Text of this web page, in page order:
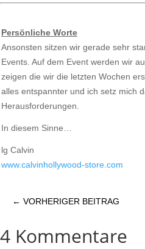
Persönliche Worte
Ansonsten sitzen wir gerade sehr
Events. Auf dem Event werden wir
zeigen die wir die letzten Wochen
alles entspannter und ich setz mich
Herausforderungen.
In diesem Sinne…
lg Calvin
www.calvinhollywood-store.com
← VORHERIGER BEITRAG
4 Kommentare